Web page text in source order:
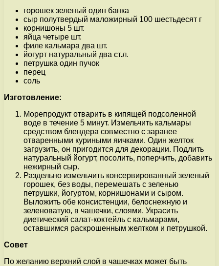
горошек зеленый один банка
сыр полутвердый маложирный 100 шестьдесят г
корнишоны 5 шт.
яйца четыре шт.
филе кальмара два шт.
йогурт натуральный два ст.л.
петрушка один пучок
перец
соль
Изготовление:
Морепродукт отварить в кипящей подсоленной
воде в течение 5 минут. Измельчить кальмары
средством блендера совместно с заранее
отваренными куриными яичками. Один желток
загрузить, он пригодится для декорации. Подлить
натуральный йогурт, посолить, поперчить, добавить
нежирный сыр.
Раздельно измельчить консервированный зеленый
горошек, без воды, перемешать с зеленью
петрушки, йогуртом, корнишонами и сыром.
Выложить обе консистенции, белоснежную и
зеленоватую, в чашечки, слоями. Украсить
диетический салат-коктейль с кальмарами,
оставшимся раскрошенным желтком и петрушкой.
Совет
По желанию верхний слой в чашечках может быть